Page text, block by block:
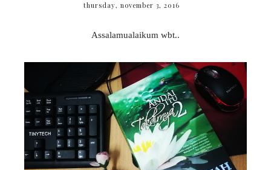
thursday, november 3, 2016
Assalamualaikum wbt..